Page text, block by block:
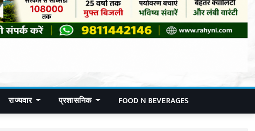
राज्यवार प्रशासनिक FOOD N BEVERAGES